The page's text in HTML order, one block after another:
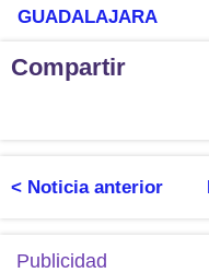
GUADALAJARA
Compartir
< Noticia anterior
Publicidad